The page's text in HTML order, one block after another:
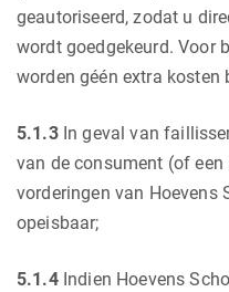
geautoriseerd, zodat u
wordt goedgekeurd. Voor
worden géén extra kosten
5.1.3In geval van
van de consument (of
vorderingen van Hoevens
opeisbaar;
5.1.4Indien Hoevens